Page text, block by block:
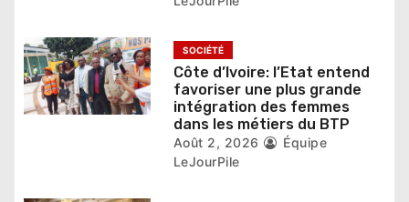
c
l
SOCIÉTÉ
Côte d’Ivoire: l’Etat entend
favoriser une plus grande
intégration des femmes
dans les métiers du BTP
Août 2, 2026
Équipe
LeJourPile